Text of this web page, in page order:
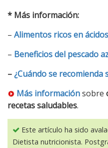
* Más información:
– Alimentos ricos en
– Beneficios del pescado
–¿Cuándo se recomienda
Más informaciónsobre
recetas saludables.
Este artículo ha sido
Dietista nutricionista.